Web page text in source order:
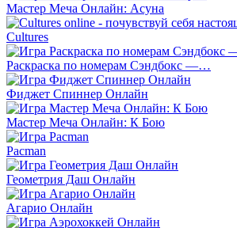
Мастер Меча Онлайн: Асуна
Cultures
Раскраска по номерам Сэндбокс —…
Фиджет Спиннер Онлайн
Мастер Меча Онлайн: К Бою
Pacman
Геометрия Даш Онлайн
Агарио Онлайн